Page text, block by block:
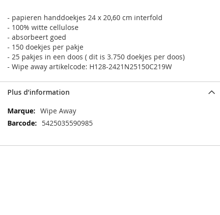
- papieren handdoekjes 24 x 20,60 cm interfold
- 100% witte cellulose
- absorbeert goed
- 150 doekjes per pakje
- 25 pakjes in een doos ( dit is 3.750 doekjes per doos)
- Wipe away artikelcode: H128-2421N25150C219W
Plus d’information
Plus
d’information
Wipe Away
5425035590985